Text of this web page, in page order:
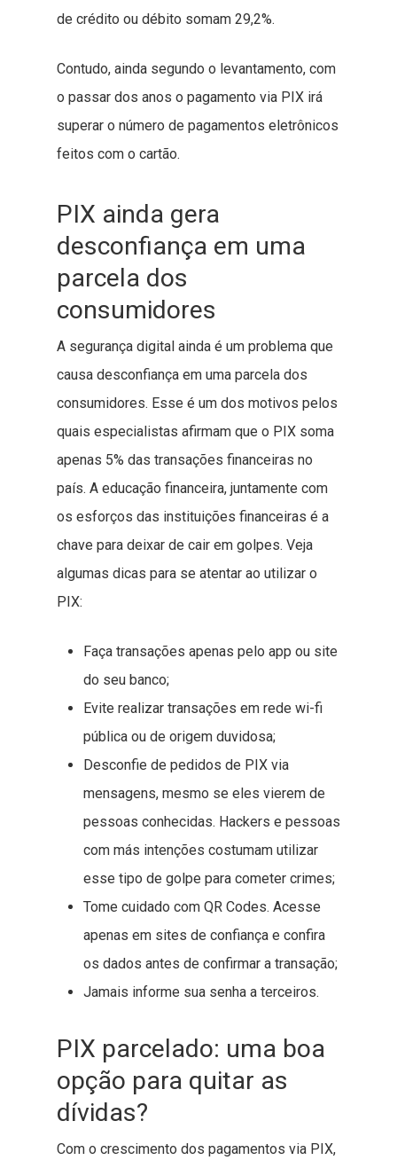
de crédito ou débito somam 29,2%.
Contudo, ainda segundo o levantamento, com
o passar dos anos o pagamento via PIX irá
superar o número de pagamentos eletrônicos
feitos com o cartão.
PIX ainda gera
desconfiança em uma
parcela dos
consumidores
A segurança digital ainda é um problema que
causa desconfiança em uma parcela dos
consumidores. Esse é um dos motivos pelos
quais especialistas afirmam que o PIX soma
apenas 5% das transações financeiras no
país. A educação financeira, juntamente com
os esforços das instituições financeiras é a
chave para deixar de cair em golpes. Veja
algumas dicas para se atentar ao utilizar o
PIX:
Faça transações apenas pelo app ou site
do seu banco;
Evite realizar transações em rede wi-fi
pública ou de origem duvidosa;
Desconfie de pedidos de PIX via
mensagens, mesmo se eles vierem de
pessoas conhecidas. Hackers e pessoas
com más intenções costumam utilizar
esse tipo de golpe para cometer crimes;
Tome cuidado com QR Codes. Acesse
apenas em sites de confiança e confira
os dados antes de confirmar a transação;
Jamais informe sua senha a terceiros.
PIX parcelado: uma boa
opção para quitar as
dívidas?
Com o crescimento dos pagamentos via PIX,